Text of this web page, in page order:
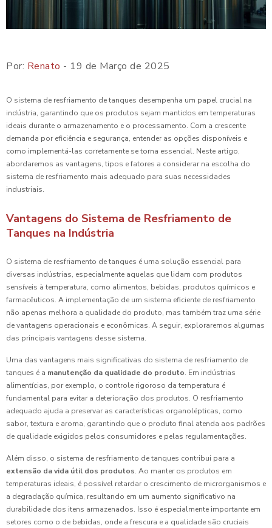
Por: Renato - 19 de Março de 2025
O sistema de resfriamento de tanques desempenha um papel crucial na
indústria, garantindo que os produtos sejam mantidos em temperaturas
ideais durante o armazenamento e o processamento. Com a crescente
demanda por eficiência e segurança, entender as opções disponíveis e
como implementá-las corretamente se torna essencial. Neste artigo,
abordaremos as vantagens, tipos e fatores a considerar na escolha do
sistema de resfriamento mais adequado para suas necessidades
industriais.
Vantagens do Sistema de Resfriamento de
Tanques na Indústria
O sistema de resfriamento de tanques é uma solução essencial para
diversas indústrias, especialmente aquelas que lidam com produtos
sensíveis à temperatura, como alimentos, bebidas, produtos químicos e
farmacêuticos. A implementação de um sistema eficiente de resfriamento
não apenas melhora a qualidade do produto, mas também traz uma série
de vantagens operacionais e econômicas. A seguir, exploraremos algumas
das principais vantagens desse sistema.
Uma das vantagens mais significativas do sistema de resfriamento de
tanques é a manutenção da qualidade do produto. Em indústrias
alimentícias, por exemplo, o controle rigoroso da temperatura é
fundamental para evitar a deterioração dos produtos. O resfriamento
adequado ajuda a preservar as características organolépticas, como
sabor, textura e aroma, garantindo que o produto final atenda aos padrões
de qualidade exigidos pelos consumidores e pelas regulamentações.
Além disso, o sistema de resfriamento de tanques contribui para a
extensão da vida útil dos produtos. Ao manter os produtos em
temperaturas ideais, é possível retardar o crescimento de microrganismos e
a degradação química, resultando em um aumento significativo na
durabilidade dos itens armazenados. Isso é especialmente importante em
setores como o de bebidas, onde a frescura e a qualidade são cruciais